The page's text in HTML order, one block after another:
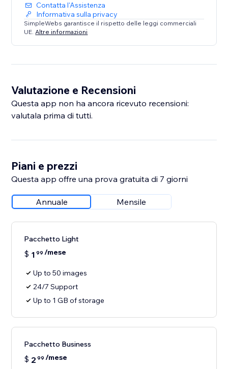
Contatta l'Assistenza
Informativa sulla privacy
SimpleWebs garantisce il rispetto delle leggi commerciali
UE. Altre informazioni
Valutazione e Recensioni
Questa app non ha ancora ricevuto recensioni:
valutala prima di tutti.
Piani e prezzi
Questa app offre una prova gratuita di 7 giorni
Annuale Mensile
Pacchetto Light
$ 1 99 /mese
Up to 50 images
24/7 Support
Up to 1 GB of storage
Pacchetto Business
$ 2 99 /mese